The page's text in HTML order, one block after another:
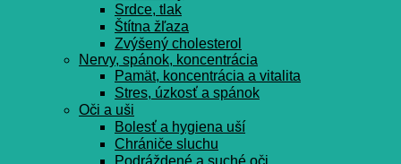
Srdce, tlak
Štítna žľaza
Zvýšený cholesterol
Nervy, spánok, koncentrácia
Pamät, koncentrácia a vitalita
Stres, úzkosť a spánok
Oči a uši
Bolesť a hygiena uší
Chrániče sluchu